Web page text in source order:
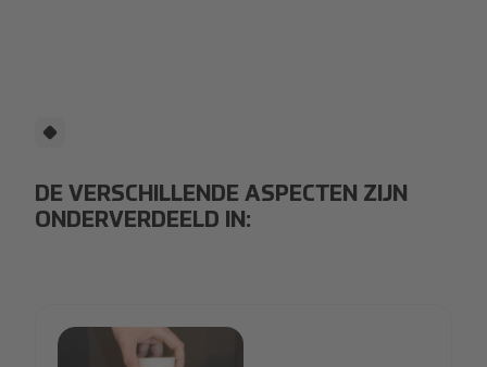
DE VERSCHILLENDE ASPECTEN ZIJN
ONDERVERDEELD IN: